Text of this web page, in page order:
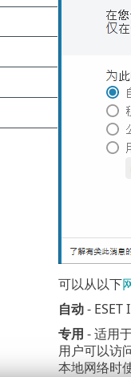
可以从以下
自动- ESET
专用 - 适用
用户可以访
本地网络时